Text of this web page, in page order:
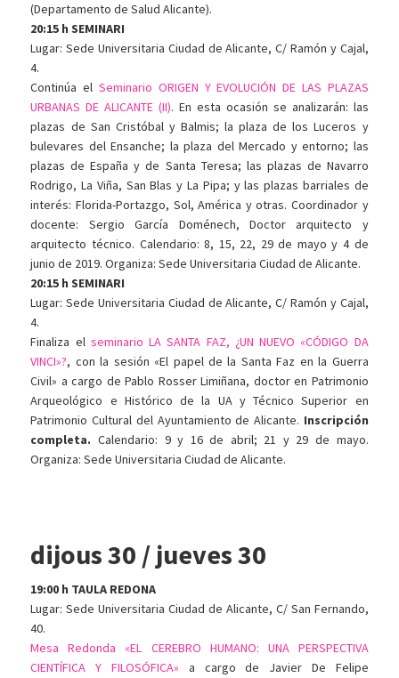
(Departamento de Salud Alicante).
20:15 h SEMINARI
Lugar: Sede Universitaria Ciudad de Alicante, C/ Ramón y Cajal,
4.
Continúa el Seminario ORIGEN Y EVOLUCIÓN DE LAS PLAZAS
URBANAS DE ALICANTE (II). En esta ocasión se analizarán: las
plazas de San Cristóbal y Balmis; la plaza de los Luceros y
bulevares del Ensanche; la plaza del Mercado y entorno; las
plazas de España y de Santa Teresa; las plazas de Navarro
Rodrigo, La Viña, San Blas y La Pipa; y las plazas barriales de
interés: Florida-Portazgo, Sol, América y otras. Coordinador y
docente: Sergio García Doménech, Doctor arquitecto y
arquitecto técnico. Calendario: 8, 15, 22, 29 de mayo y 4 de
junio de 2019. Organiza: Sede Universitaria Ciudad de Alicante.
20:15 h SEMINARI
Lugar: Sede Universitaria Ciudad de Alicante, C/ Ramón y Cajal,
4.
Finaliza el seminario LA SANTA FAZ, ¿UN NUEVO «CÓDIGO DA
VINCI»?, con la sesión «El papel de la Santa Faz en la Guerra
Civil» a cargo de Pablo Rosser Limiñana, doctor en Patrimonio
Arqueológico e Histórico de la UA y Técnico Superior en
Patrimonio Cultural del Ayuntamiento de Alicante. Inscripción
completa. Calendario: 9 y 16 de abril; 21 y 29 de mayo.
Organiza: Sede Universitaria Ciudad de Alicante.
dijous 30 / jueves 30
19:00 h TAULA REDONA
Lugar: Sede Universitaria Ciudad de Alicante, C/ San Fernando,
40.
Mesa Redonda «EL CEREBRO HUMANO: UNA PERSPECTIVA
CIENTÍFICA Y FILOSÓFICA» a cargo de Javier De Felipe